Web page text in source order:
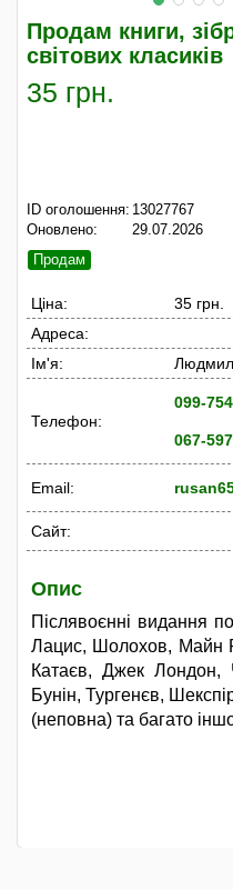
Продам книги,
світових класиків
35 грн.
ID оголошення: 13027767
Оновлено:
29.07.2026
Продам
Ціна:
35 грн.
Адреса:
Ім'я:
Телефон:
099-
067-
Email:
Сайт:
Опис
Післявоєнні видання
Лацис, Шолохов, Майн
Катаєв, Джек Лондон,
Бунін, Тургенєв,
(неповна) та багато